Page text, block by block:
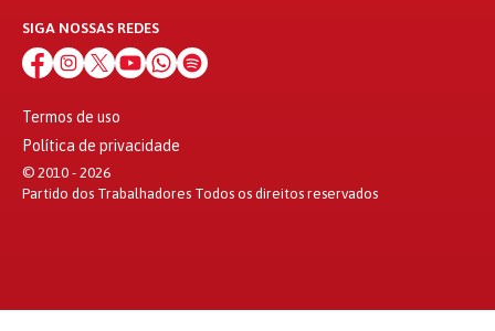
SIGA NOSSAS REDES
Termos de uso
Política de privacidade
© 2010 - 2026
Partido dos Trabalhadores Todos os direitos reservados